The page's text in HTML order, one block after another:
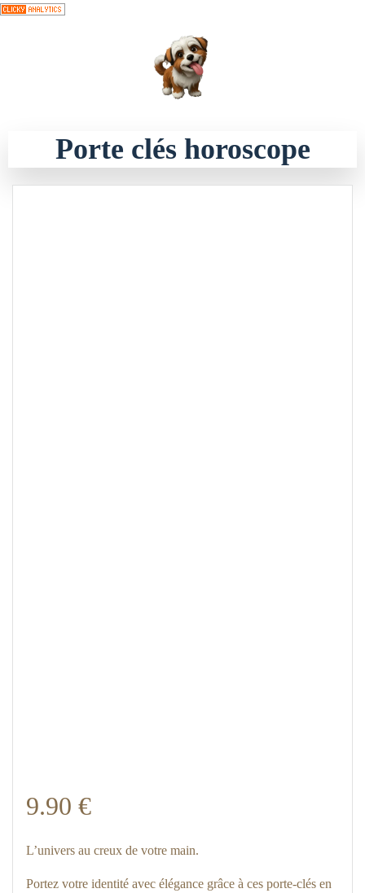
Porte clés horoscope
9.90 €
L’univers au creux de votre main.
Portez votre identité avec élégance grâce à ces porte-clés en